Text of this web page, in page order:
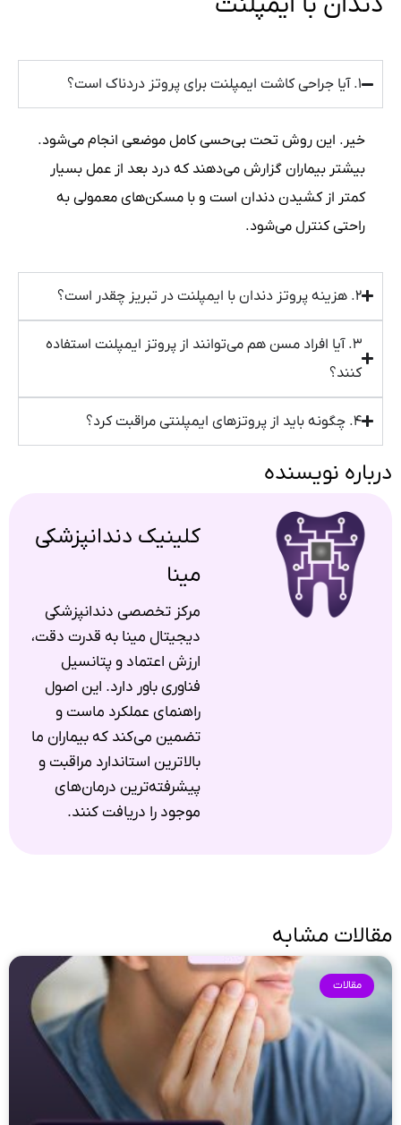
۱. آیا جراحی کاشت ایمپلنت برای پروتز دردناک است؟
خیر. این روش تحت بی‌حسی کامل موضعی انجام می‌شود.
بیشتر بیماران گزارش می‌دهند که درد بعد از عمل بسیار
کمتر از کشیدن دندان است و با مسکن‌های معمولی به
راحتی کنترل می‌شود.
۲. هزینه پروتز دندان با ایمپلنت در تبریز چقدر است؟
۳. آیا افراد مسن هم می‌توانند از پروتز ایمپلنت استفاده
کنند؟
۴. چگونه باید از پروتزهای ایمپلنتی مراقبت کرد؟
درباره نویسنده
کلینیک دندانپزشکی
مینا
مرکز تخصصی دندانپزشکی
دیجیتال مینا به قدرت دقت،
ارزش اعتماد و پتانسیل
فناوری باور دارد. این اصول
راهنمای عملکرد ماست و
تضمین می‌کند که بیماران ما
بالاترین استاندارد مراقبت و
پیشرفته‌ترین درمان‌های
موجود را دریافت کنند.
مقالات مشابه
مقالات